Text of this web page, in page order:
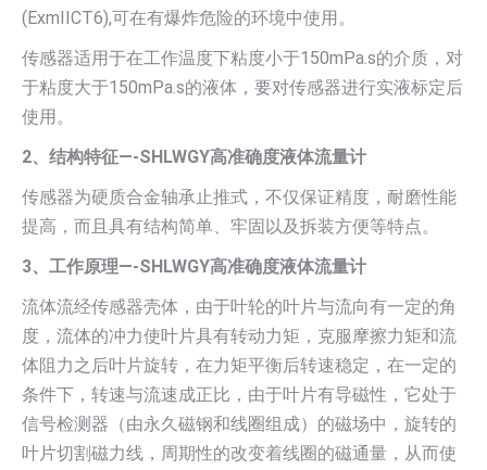
(ExmIICT6),可在有爆炸危险的环境中使用。
传感器适用于在工作温度下粘度小于150mPa.s的介质，对
于粘度大于150mPa.s的液体，要对传感器进行实液标定后
使用。
2、结构特征—-SHLWGY高准确度液体流量计
传感器为硬质合金轴承止推式，不仅保证精度，耐磨性能
提高，而且具有结构简单、牢固以及拆装方便等特点。
3、工作原理—-SHLWGY高准确度液体流量计
流体流经传感器壳体，由于叶轮的叶片与流向有一定的角
度，流体的冲力使叶片具有转动力矩，克服摩擦力矩和流
体阻力之后叶片旋转，在力矩平衡后转速稳定，在一定的
条件下，转速与流速成正比，由于叶片有导磁性，它处于
信号检测器（由永久磁钢和线圈组成）的磁场中，旋转的
叶片切割磁力线，周期性的改变着线圈的磁通量，从而使